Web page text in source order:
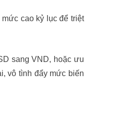
cao kỷ lục để triệt
sang VND, hoặc ưu
vô tình đẩy mức biến